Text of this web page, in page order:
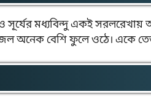
সূর্যের মধ্যবিন্দু একই
জল অনেক বেশি ফুলে ওঠে। একে